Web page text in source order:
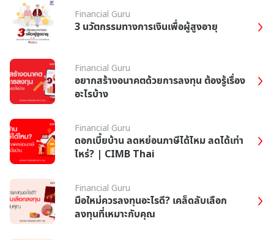
Financial Guru
3 นวัตกรรมทางการเงินเพื่อผู้สูงอายุ
Financial Guru
อยากสร้างอนาคตด้วยการลงทุน ต้องรู้เรื่อง
อะไรบ้าง
Financial Guru
ดอกเบี้ยบ้าน ลดหย่อนภาษีได้ไหม ลดได้เท่า
ไหร่? | CIMB Thai
Financial Guru
มือใหม่ควรลงทุนอะไรดี? เคล็ดลับเลือก
ลงทุนที่เหมาะกับคุณ